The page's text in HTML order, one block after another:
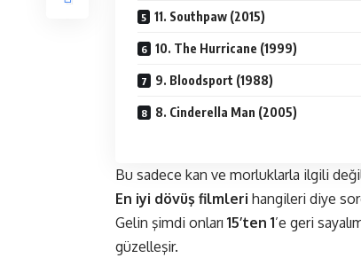
11. Southpaw (2015)
10. The Hurricane (1999)
9. Bloodsport (1988)
8. Cinderella Man (2005)
Bu sadece kan ve morluklarla ilgili
En iyi dövüş filmleri hangileri diye
Gelin şimdi onları 15’ten 1’e geri
güzelleşir.